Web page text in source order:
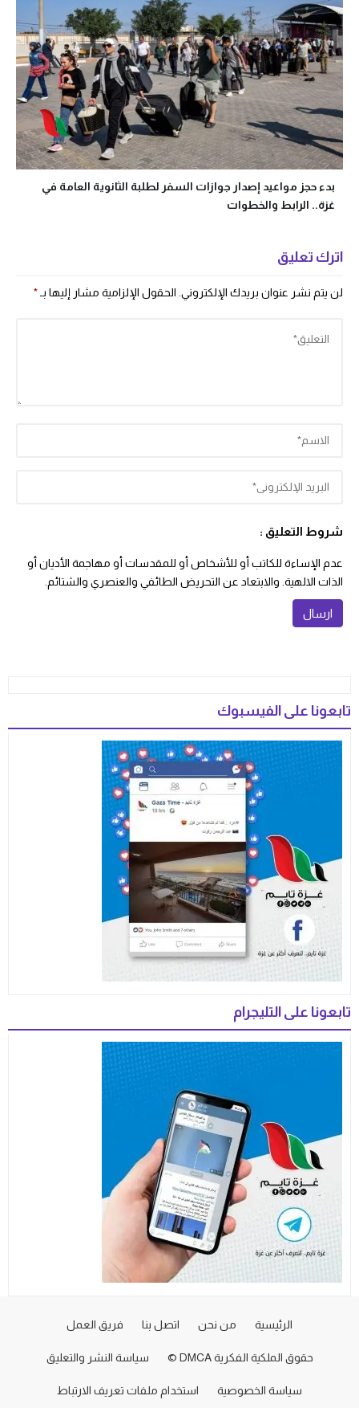
بدء حجز مواعيد إصدار جوازات السفر لطلبة الثانوية العامة في
غزة.. الرابط والخطوات
اترك تعليق
لن يتم نشر عنوان بريدك الإلكتروني. الحقول الإلزامية مشار إليها بـ *
شروط التعليق :
عدم الإساءة للكاتب أو للأشخاص أو للمقدسات أو مهاجمة الأديان أو
الذات الالهية. والابتعاد عن التحريض الطائفي والعنصري والشتائم.
تابعونا على الفيسبوك
تابعونا على التليجرام
الرئيسية من نحن اتصل بنا فريق العمل
حقوق الملكية الفكرية DMCA © سياسة النشر والتعليق
سياسة الخصوصية استخدام ملفات تعريف الارتباط